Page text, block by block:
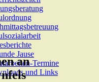
Jause
Termine
und Links
an